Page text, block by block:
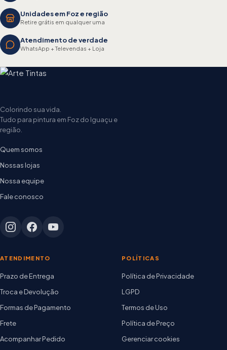
Unidades em Foz e região
Retire grátis em qualquer uma
Atendimento de verdade
WhatsApp + Televendas + Loja
Colorindo sua vida.
Tudo para pintura em Foz do Iguaçu e
região.
Quem somos
Nossas lojas
Nossa equipe
Fale conosco
ATENDIMENTO
Prazo de Entrega
Troca e Devolução
Formas de Pagamento
Frete
Acompanhar Pedido
POLÍTICAS
Política de Privacidade
LGPD
Termos de Uso
Política de Preço
Gerenciar cookies